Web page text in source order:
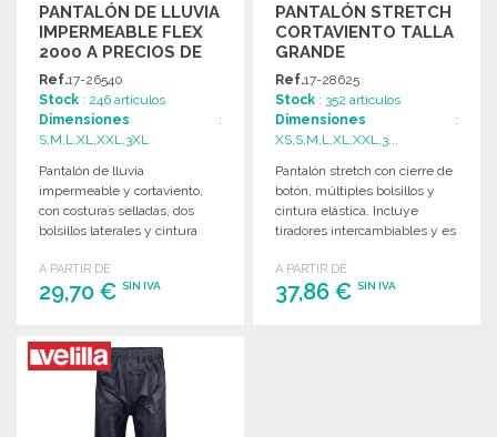
PANTALÓN DE LLUVIA
IMPERMEABLE FLEX
2000 A PRECIOS DE
MAYORISTA
Ref.17-26540
Stock : 246 artículos
Dimensiones :
S,M,L,XL,XXL,3XL
Pantalón de lluvia
impermeable y cortaviento,
con costuras selladas, dos
bolsillos laterales y cintura
A PARTIR DE
29,70 € SIN IVA
PEDIR
Solicitar un presupuesto
PANTALÓN STRETCH
CORTAVIENTO TALLA
GRANDE
Ref.17-28625
Stock : 352 artículos
Dimensiones :
XS,S,M,L,XL,XXL,3...
Pantalón stretch con cierre de
botón, múltiples bolsillos y
cintura elástica. Incluye
tiradores intercambiables y es
A PARTIR DE
37,86 €SIN IVA